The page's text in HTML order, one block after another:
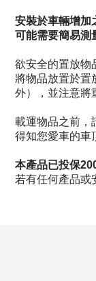
安裝於車輛增加
可能需要簡易測
欲安全的置放物
將物品放置於置
外），並注意將
載運物品之前，
得知您愛車的車
本產品已投保
若有任何產品或